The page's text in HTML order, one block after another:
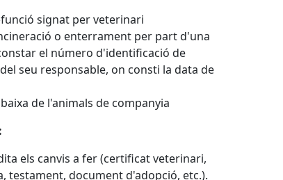
signat per veterinari
o enterrament per part d'una
el número d'identificació de
seu responsable, on consti la data de
de l'animals de companyia
els canvis a fer (certificat veterinari,
testament, document d'adopció, etc.).